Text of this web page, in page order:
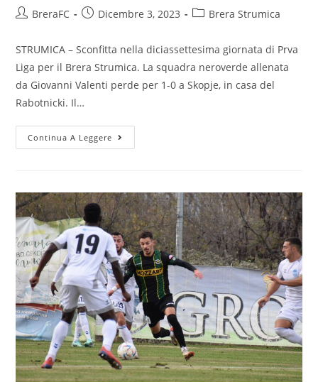
BreraFC Dicembre 3, 2023 Brera Strumica
STRUMICA – Sconfitta nella diciassettesima giornata di Prva
Liga per il Brera Strumica. La squadra neroverde allenata
da Giovanni Valenti perde per 1-0 a Skopje, in casa del
Rabotnicki. Il…
Continua A Leggere